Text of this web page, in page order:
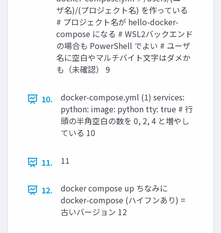
ザ名)/(プロジェクト名) を作っている
# プロジェクト名が hello-docker-
compose になる # WSL2バックエンド
の場合も PowerShell でよい # ユーザ
名に空白やマルチバイト文字はダメか
も（未確認） 9
10.
docker-compose.yml (1) services:
python: image: python tty: true # 行
頭の半角空白の数を 0, 2, 4 と増やし
ている 10
11. 11
12.
docker compose up ちなみに
docker-compose (ハイフンあり) =
古いバージョン 12